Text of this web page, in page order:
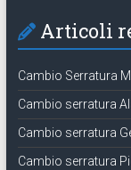
Articoli
Cambio Serratura
Cambio serratura
Cambio serratura
Cambio serratura